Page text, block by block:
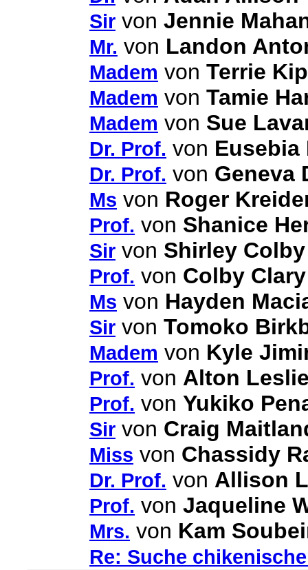
Sir von Jennie
Mr. von Landon
Madem von Terrie
Madem von Tamie
Madem von Sue
Dr. Prof. von Eusebia
Dr. Prof. von Geneva
Ms von Roger
Prof. von Shanice
Sir von Shirley Colby
Prof. von Colby Clary
Ms von Hayden
Sir von Tomoko
Madem von Kyle
Prof. von Alton
Prof. von Yukiko
Sir von Craig
Miss von Chassidy
Dr. Prof. von Allison
Prof. von Jaqueline
Mrs. von Kam
Re: Suche